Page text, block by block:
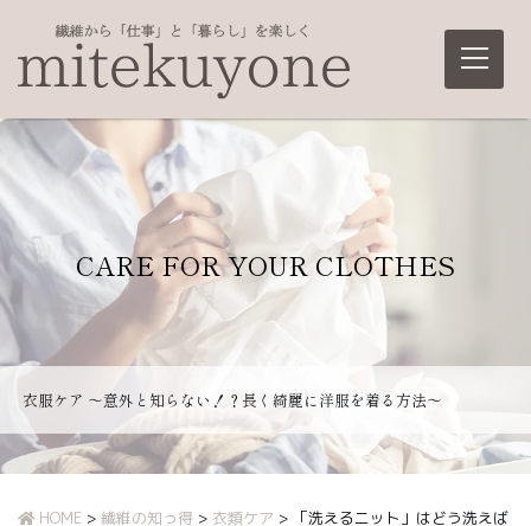
Main Navigation
CARE FOR YOUR CLOTHES
衣服ケア ～意外と知らない！？長く綺麗に洋服を着る方法～
HOME > 繊維の知っ得 > 衣類ケア >
「洗えるニット」はどう洗えば